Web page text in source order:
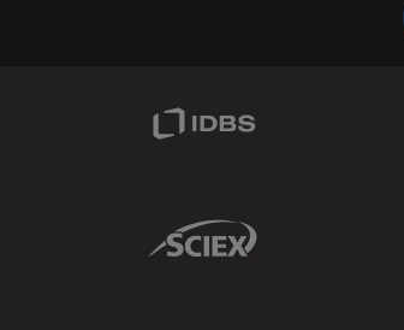
Sciex Link